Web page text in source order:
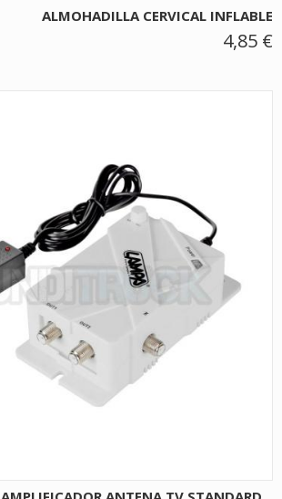
ALMOHADILLA CERVICAL INFLABLE
4,85 €